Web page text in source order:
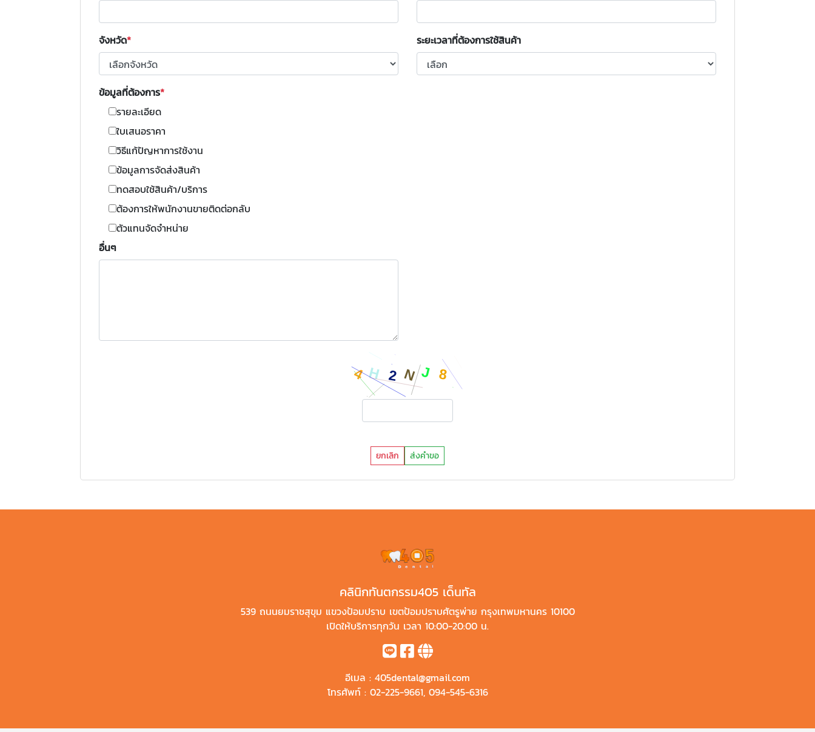
จังหวัด ระยะเวลาที่ต้องการใช้สินค้า
ข้อมูลที่ต้องการ
รายละเอียด
ใบเสนอราคา
วิธีแก้ปัญหาการใช้งาน
ข้อมูลการจัดส่งสินค้า
ทดสอบใช้สินค้า/บริการ
ต้องการให้พนักงานขายติดต่อกลับ
ตัวแทนจัดจำหน่าย
อื่นๆ
ยกเลิก ส่งคำขอ
คลินิกทันตกรรม405 เด็นทัล
539 ถนนยมราชสุขุม แขวงป้อมปราบ เขตป้อมปราบศัตรูพ่าย กรุงเทพมหานคร 10100
เปิดให้บริการทุกวัน เวลา 10:00-20:00 น.
อีเมล : 405dental@gmail.com
โทรศัพท์ : 02-225-9661, 094-545-6316